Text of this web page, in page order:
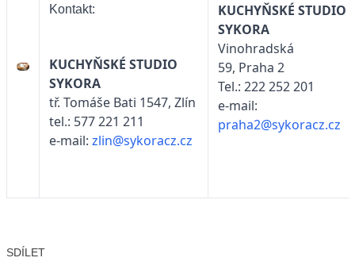
Kontakt:
KUCHYŇSKÉ STUDIO
SYKORA
tř. Tomáše Bati 1547, Zlín
tel.: 577 221 211
e-mail: zlin@sykoracz.cz
KUCHYŇSKÉ STUDIO
SYKORA
Vinohradská
59, Praha 2
Tel.: 222 252 201
e-mail:
praha2@sykoracz.cz
SDÍLET